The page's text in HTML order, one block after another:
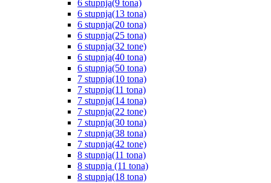
6 stupnja(9 tona)
6 stupnja(13 tona)
6 stupnja(20 tona)
6 stupnja(25 tona)
6 stupnja(32 tone)
6 stupnja(40 tona)
6 stupnja(50 tona)
7 stupnja(10 tona)
7 stupnja(11 tona)
7 stupnja(14 tona)
7 stupnja(22 tone)
7 stupnja(30 tona)
7 stupnja(38 tona)
7 stupnja(42 tone)
8 stupnja(11 tona)
8 stupnja (11 tona)
8 stupnja(18 tona)